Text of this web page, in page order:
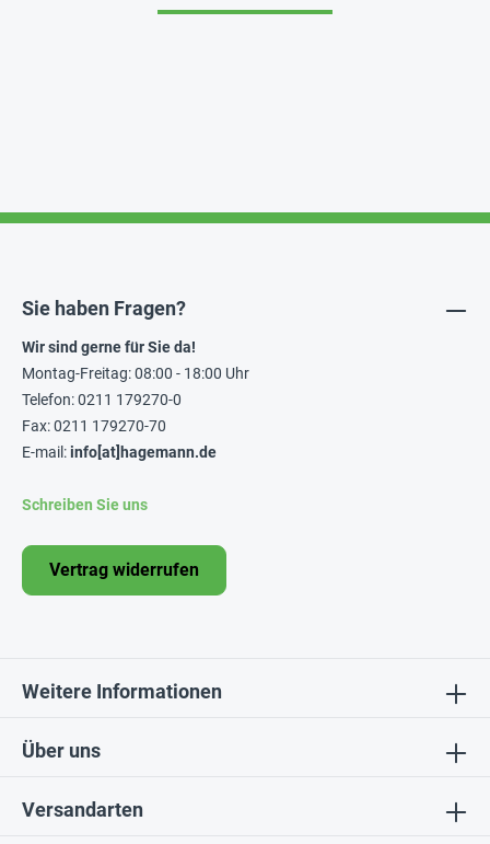
Über uns
Sie haben Fragen?
Wir sind gerne für Sie da!
Montag-Freitag: 08:00 - 18:00 Uhr
Telefon: 0211 179270-0
Fax: 0211 179270-70
E-mail:info[at]hagemann.de
Schreiben Sie uns
Vertrag widerrufen
Weitere Informationen
Versandarten